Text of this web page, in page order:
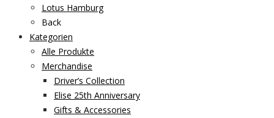
Lotus Hamburg
Back
Kategorien
Alle Produkte
Merchandise
Driver’s Collection
Elise 25th Anniversary
Gifts & Accessories